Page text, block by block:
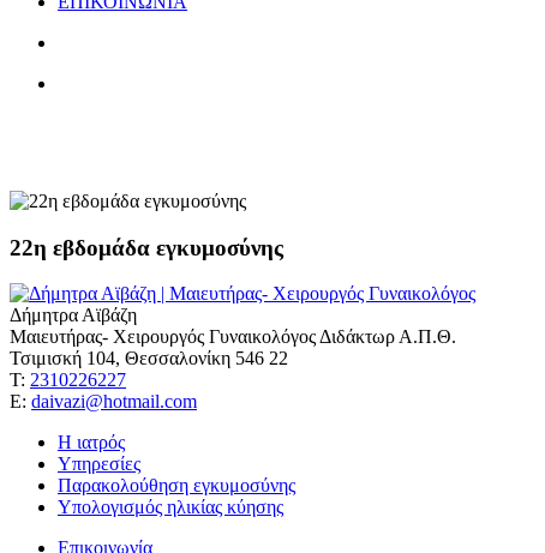
22η εβδομάδα εγκυμοσύνης
Δήμητρα Αϊβάζη
Μαιευτήρας- Χειρουργός Γυναικολόγος Διδάκτωρ Α.Π.Θ.
Τσιμισκή 104, Θεσσαλονίκη 546 22
Τ: 2310226227
Ε: daivazi@hotmail.com
Η ιατρός
Υπηρεσίες
Παρακολούθηση εγκυμοσύνης
Υπολογισμός ηλικίας κύησης
Επικοινωνία